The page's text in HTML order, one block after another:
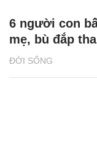
ĐỜI SỐNG
6 người con
mẹ, bù đắp